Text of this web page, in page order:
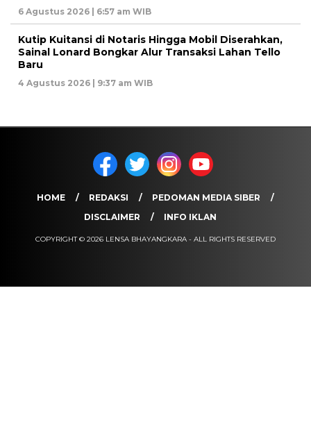
6 Agustus 2026 | 6:57 am WIB
Kutip Kuitansi di Notaris Hingga Mobil Diserahkan,
Sainal Lonard Bongkar Alur Transaksi Lahan Tello
Baru
4 Agustus 2026 | 9:37 am WIB
HOME REDAKSI
PEDOMAN MEDIA SIBER
DISCLAIMER
INFO IKLAN
COPYRIGHT © 2026 LENSA BHAYANGKARA - ALL RIGHTS RESERVED